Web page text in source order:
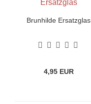
Brunhilde Ersatzglas
4,95 EUR